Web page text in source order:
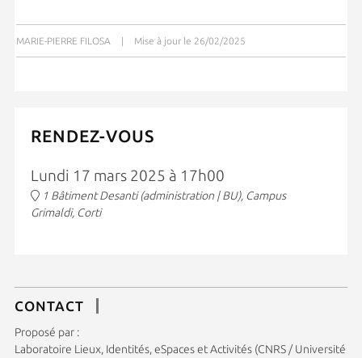
MARIE-PIERRE FILOSA | Mise à jour le 26/02/2025
RENDEZ-VOUS
Lundi 17 mars 2025 à 17h00
1 Bâtiment Desanti (administration | BU), Campus
Grimaldi, Corti
CONTACT
Proposé par :
Laboratoire Lieux, Identités, eSpaces et Activités (CNRS / Université